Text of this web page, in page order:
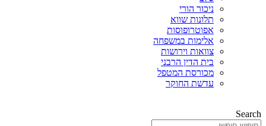
ניכור הורי
תלונות שווא
אפוטרופוסות
אלימות במשפחה
צוואות וירושות
בית הדין הרבני
מכורסת המטפל
עדשת החוקר
Search